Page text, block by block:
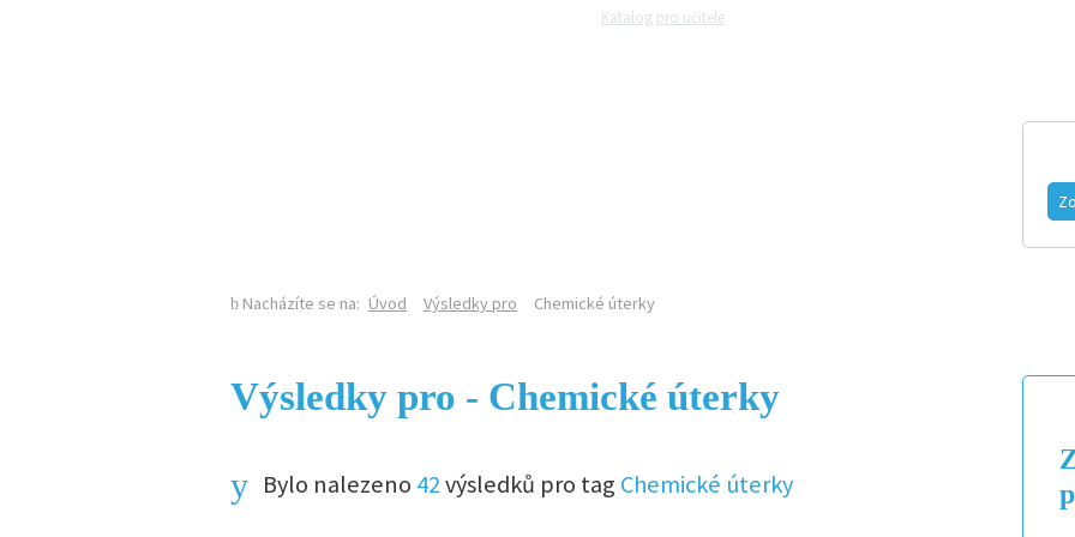
Katalog pro učitele
Nacházíte se na: Úvod Výsledky pro Chemické úterky
Výsledky pro - Chemické úterky
Bylo nalezeno 42výsledků pro tag Chemické úterky